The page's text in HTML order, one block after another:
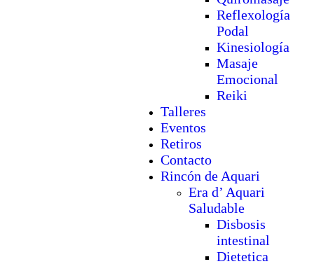
Reflexología
Podal
Kinesiología
Masaje
Emocional
Reiki
Talleres
Eventos
Retiros
Contacto
Rincón de Aquari
Era d’ Aquari
Saludable
Disbosis
intestinal
Dietetica